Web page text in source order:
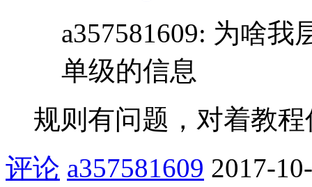
a357581609: 为啥
单级的信息
规则有问题，对着教
评论 a357581609 2017-